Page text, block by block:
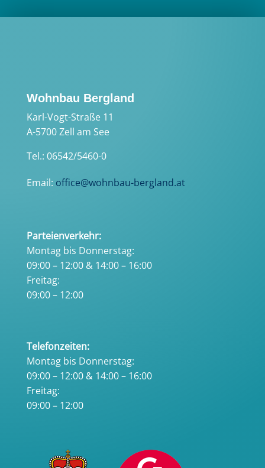
Wohnbau Bergland
Karl-Vogt-Straße 11
A-5700 Zell am See
Tel.: 06542/5460-0
Email: office@wohnbau-bergland.at
Parteienverkehr:
Montag bis Donnerstag:
09:00 – 12:00 & 14:00 – 16:00
Freitag:
09:00 – 12:00
Telefonzeiten:
Montag bis Donnerstag:
09:00 – 12:00 & 14:00 – 16:00
Freitag:
09:00 – 12:00